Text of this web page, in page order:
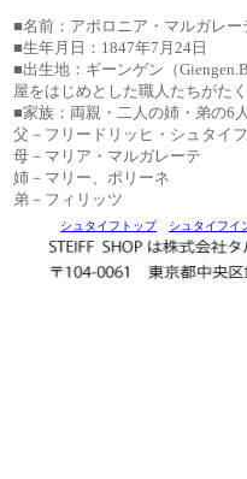
■名前：アポロニア・マルガレ
■生年月日：1847年7月24日
■出生地：ギーンゲン（
屋をはじめとした職人たちがた
■家族：両親・二人の姉・弟の6
父－フリードリッヒ・シュタイ
母－マリア・マルガレーテ
姉－マリー、ポリーネ
弟－フィリッツ
シュタイフトップ シュタイフイ